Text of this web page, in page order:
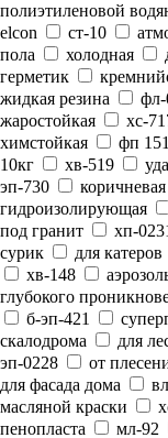
полиэтиленовой
elcon
ст-10
пола
холодная
герметик
жидкая резина
фл-
жаростойкая
хс-
химстойкая
фп
10кг
хв-519
эп-730
коричневая
гидроизолирующая
под гранит
хп-
сурик
для катеров
хв-148
глубокого
б-эп-421
скалодрома
для
эп-0228
от
для фасада дома
масляной краски
пенопласта
мл-92